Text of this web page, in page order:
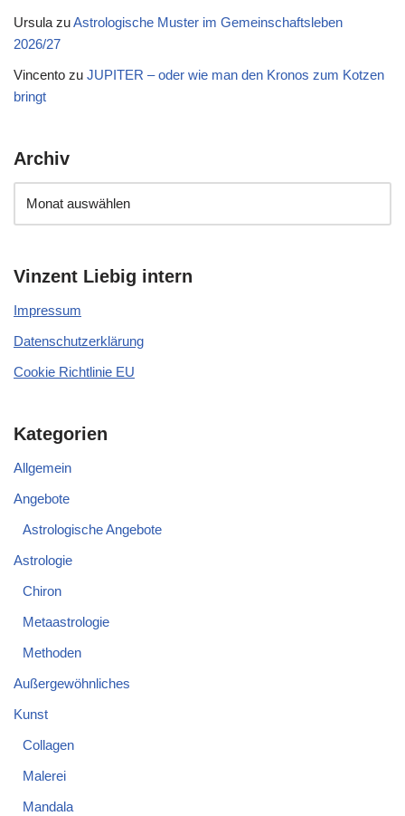
Ursula zuAstrologische Muster im Gemeinschaftsleben
2026/27
Vincento zu JUPITER – oder wie man den Kronos zum Kotzen
bringt
Archiv
Vinzent Liebig intern
Impressum
Datenschutzerklärung
Cookie Richtlinie EU
Kategorien
Allgemein
Angebote
Astrologische Angebote
Astrologie
Chiron
Metaastrologie
Methoden
Außergewöhnliches
Kunst
Collagen
Malerei
Mandala